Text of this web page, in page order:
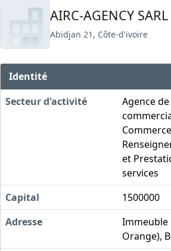
AIRC-AGENCY SARL
Abidjan 21, Côte-d'ivoire
Identité
Secteur d'activité
Agence
et
services
Capital
1500000
Adresse
Immeuble
Orange),